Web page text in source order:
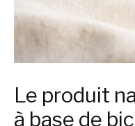
Le produit
à base de